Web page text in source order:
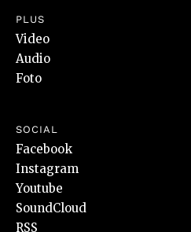
PLUS
Video
Audio
Foto
SOCIAL
Facebook
Instagram
Youtube
SoundCloud
RSS